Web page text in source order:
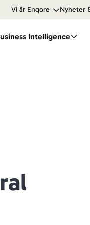
Vi är Enqore Nyheter
Intelligence